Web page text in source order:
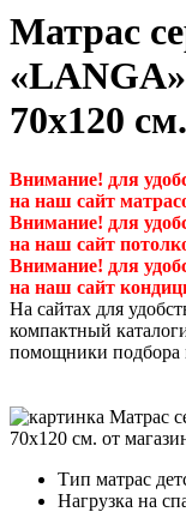
Матрас
70х120 см.
Внимание! для
на наш сайт
Внимание! для
на наш сайт
Внимание! для
на наш сайт
На сайтах для
компактный
помощники подбора
Тип матрас
Нагрузка на